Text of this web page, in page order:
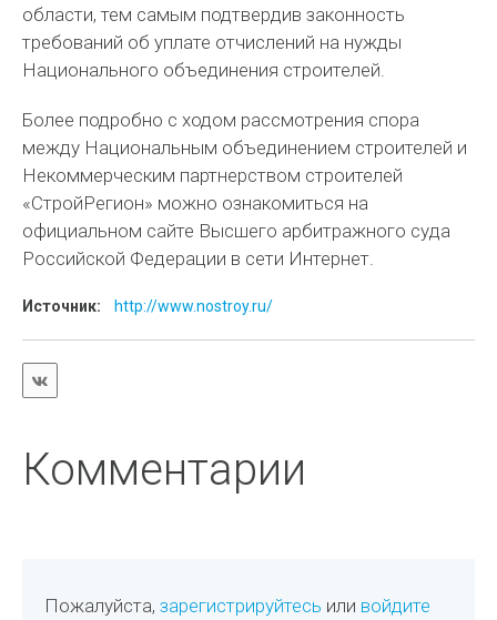
области, тем самым подтвердив законность
требований об уплате отчислений на нужды
Национального объединения строителей.
Более подробно с ходом рассмотрения спора
между Национальным объединением строителей и
Некоммерческим партнерством строителей
«СтройРегион» можно ознакомиться на
официальном сайте Высшего арбитражного суда
Российской Федерации в сети Интернет.
Источник: http://www.nostroy.ru/
Комментарии
Пожалуйста,зарегистрируйтесь или войдите